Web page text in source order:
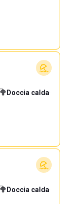
Doccia calda·
Doccia calda·